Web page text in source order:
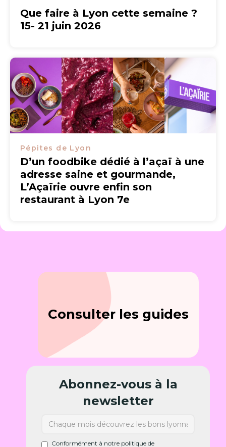
Que faire à Lyon cette semaine ?
15- 21 juin 2026
Pépites de Lyon
D’un foodbike dédié à l’açaï à une
adresse saine et gourmande,
L’Açaïrie ouvre enfin son
restaurant à Lyon 7e
Consulter les guides
Abonnez-vous à la
newsletter
Conformément à notre politique de